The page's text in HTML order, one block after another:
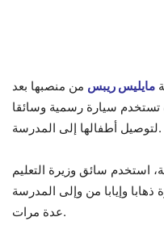
مايليس ريبس من منصبها بعد
تستخدم سيارة رسمية وسائقا
لتوصيل أطفالها إلى المدرسة.
استخدم سائق وزيرة التعليم
وإيابا من وإلى المدرسة
عدة مرات.